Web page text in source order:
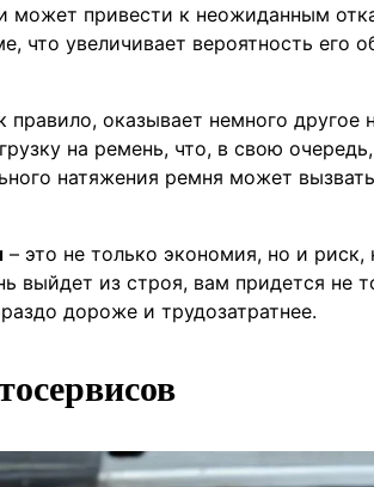
может привести к неожиданным
что увеличивает вероятность его
оказывает немного другое
на ремень, что, в свою
натяжения ремня может
– это не только экономия, но и риск,
из строя, вам придется не
дороже и трудозатратнее.